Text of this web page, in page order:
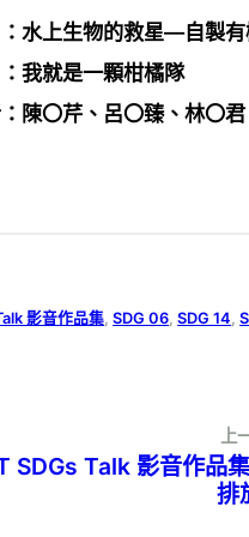
上生物的救星—自製有
就是一顆柑橘隊
〇芹、呂〇臻、林〇君
影音作品集, SDG 06, SDG 14,
上
SDGs Talk 影音作品
排